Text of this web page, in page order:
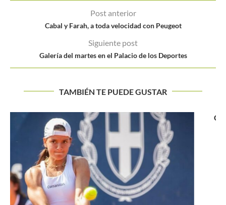
Post anterior
Cabal y Farah, a toda velocidad con Peugeot
Siguiente post
Galería del martes en el Palacio de los Deportes
TAMBIÉN TE PUEDE GUSTAR
CUATRO POSIBLES ESCENARIOS DE LA SERIE DE COPA
DAVIS CHILE...